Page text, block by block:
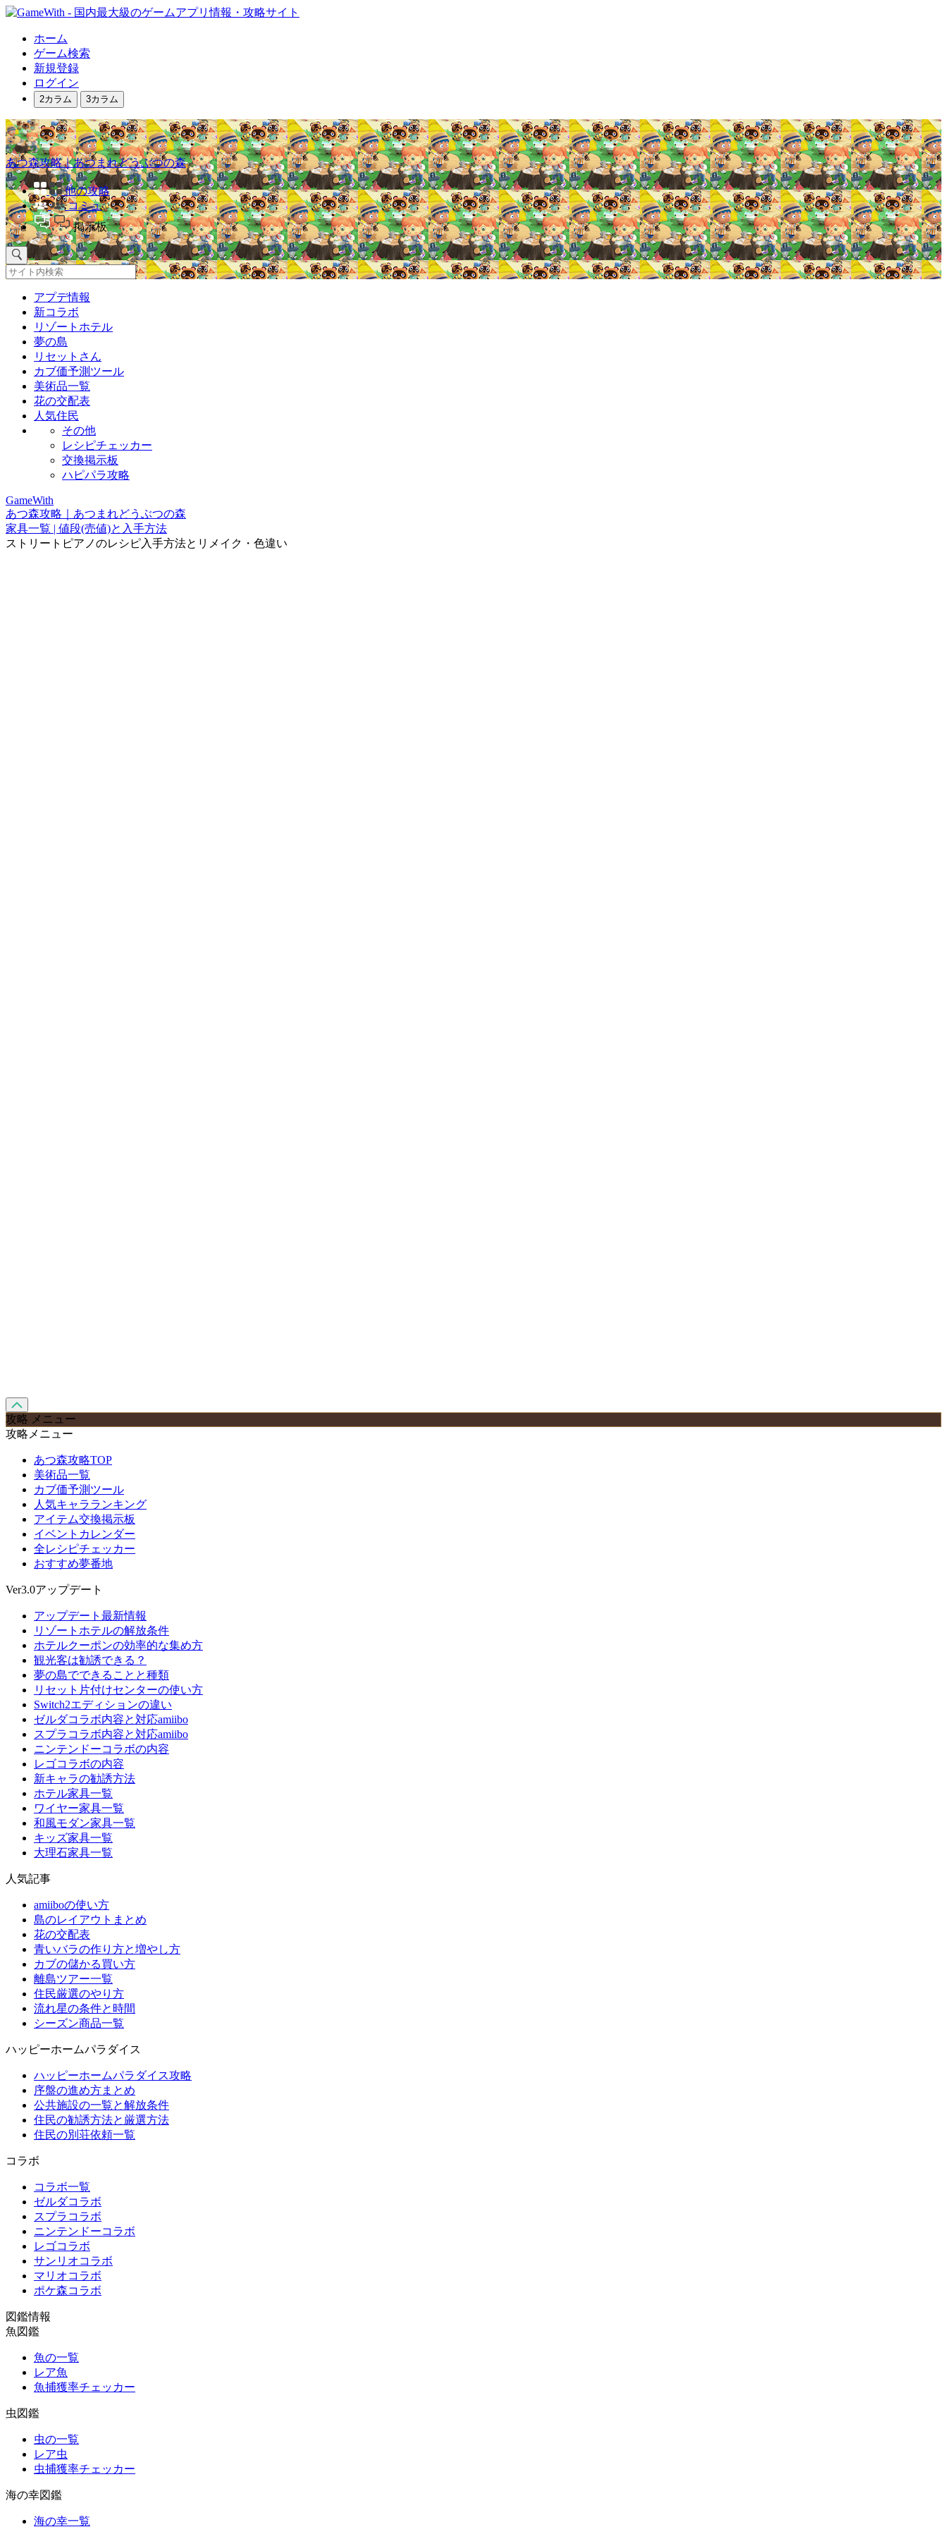
ホーム
ゲーム検索
新規登録
ログイン
2カラム 3カラム
あつ森攻略｜あつまれどうぶつの森
他の攻略
コミュ
掲示板
アプデ情報
新コラボ
リゾートホテル
夢の島
リセットさん
カブ価予測ツール
美術品一覧
花の交配表
人気住民
その他
レシピチェッカー
交換掲示板
ハピパラ攻略
GameWith
あつ森攻略｜あつまれどうぶつの森
家具一覧 | 値段(売値)と入手方法
ストリートピアノのレシピ入手方法とリメイク・色違い
攻略 メニュー
攻略メニュー
あつ森攻略TOP
美術品一覧
カブ価予測ツール
人気キャラランキング
アイテム交換掲示板
イベントカレンダー
全レシピチェッカー
おすすめ夢番地
Ver3.0アップデート
アップデート最新情報
リゾートホテルの解放条件
ホテルクーポンの効率的な集め方
観光客は勧誘できる？
夢の島でできることと種類
リセット片付けセンターの使い方
Switch2エディションの違い
ゼルダコラボ内容と対応amiibo
スプラコラボ内容と対応amiibo
ニンテンドーコラボの内容
レゴコラボの内容
新キャラの勧誘方法
ホテル家具一覧
ワイヤー家具一覧
和風モダン家具一覧
キッズ家具一覧
大理石家具一覧
人気記事
amiiboの使い方
島のレイアウトまとめ
花の交配表
青いバラの作り方と増やし方
カブの儲かる買い方
離島ツアー一覧
住民厳選のやり方
流れ星の条件と時間
シーズン商品一覧
ハッピーホームパラダイス
ハッピーホームパラダイス攻略
序盤の進め方まとめ
公共施設の一覧と解放条件
住民の勧誘方法と厳選方法
住民の別荘依頼一覧
コラボ
コラボ一覧
ゼルダコラボ
スプラコラボ
ニンテンドーコラボ
レゴコラボ
サンリオコラボ
マリオコラボ
ポケ森コラボ
図鑑情報
魚図鑑
魚の一覧
レア魚
魚捕獲率チェッカー
虫図鑑
虫の一覧
レア虫
虫捕獲率チェッカー
海の幸図鑑
海の幸一覧